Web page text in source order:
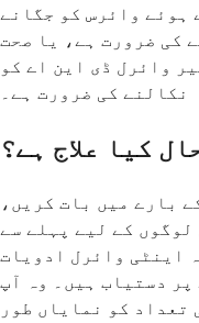
ہوئے وائرس کو جگانے
کی ضرورت ہے، یا صحت
وائرل ڈی این اے کو
نکالنے کی ضرورت ہے۔
کیا علاج ہے؟
بارے میں بات کریں،
لوگوں کے لیے پہلے سے
اینٹی وائرل ادویات
دستیاب ہیں۔ وہ آپ
تعداد کو نمایاں طور